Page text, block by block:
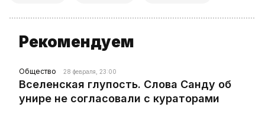
Рекомендуем
Общество 28 февраля, 23:00
Вселенская глупость. Слова Санду об
унире не согласовали с кураторами